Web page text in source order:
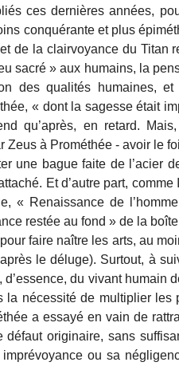
ces dernières années,
conquérante et plus
de la clairvoyance du Titan
sacré » aux humains, la
des qualités humaines, et
, « dont la sagesse était
qu’après, en retard.
Zeus à Prométhée - avoir le
une bague faite de l’acier
. Et d’autre part, comme
, « Renaissance de
restée au fond » de la
pour faire naître les arts, au
le déluge). Surtout, à
d’essence, du vivant humain
la nécessité de multiplier
a essayé en vain de
défaut originaire, sans
imprévoyance ou sa